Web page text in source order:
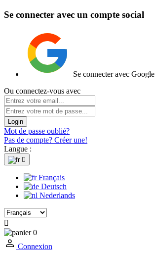
Se connecter avec un compte social
Se connecter avec Google
Ou connectez-vous avec
Login
Mot de passe oublié?
Pas de compte? Créer une!
Langue :

Français
Deutsch
Nederlands

0
Connexion